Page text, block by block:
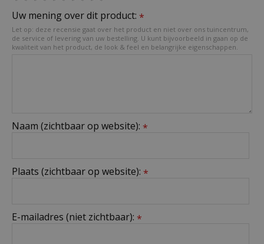
Uw mening over dit product: *
Let op: deze recensie gaat over het product en niet over ons tuincentrum,
de service of levering van uw bestelling. U kunt bijvoorbeeld in gaan op de
kwaliteit van het product, de look & feel en belangrijke eigenschappen.
Naam (zichtbaar op website): *
Plaats (zichtbaar op website): *
E-mailadres (niet zichtbaar): *